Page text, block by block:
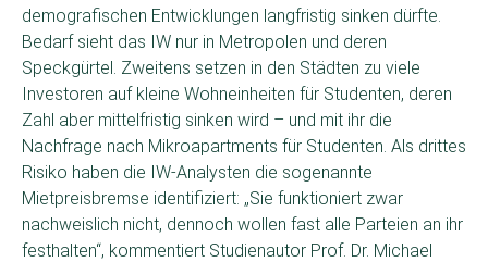
demografischen Entwicklungen langfristig sinken dürfte.
Bedarf sieht das IW nur in Metropolen und deren
Speckgürtel. Zweitens setzen in den Städten zu viele
Investoren auf kleine Wohneinheiten für Studenten, deren
Zahl aber mittelfristig sinken wird – und mit ihr die
Nachfrage nach Mikroapartments für Studenten. Als drittes
Risiko haben die IW-Analysten die sogenannte
Mietpreisbremse identifiziert: „Sie funktioniert zwar
nachweislich nicht, dennoch wollen fast alle Parteien an ihr
festhalten“, kommentiert Studienautor Prof. Dr. Michael